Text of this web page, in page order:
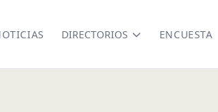
DIRECTORIOS ENCUESTA